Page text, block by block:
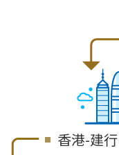
香港-建